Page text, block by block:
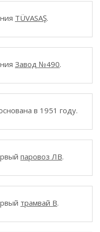
TÜVASAŞ.
Завод №490.
в 1951 году.
паровоз ЛВ.
трамвай B.